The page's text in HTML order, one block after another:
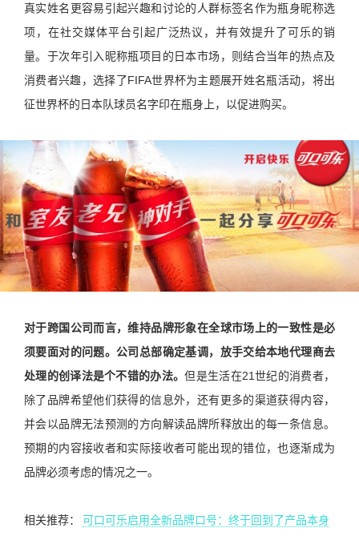
真实姓名更容易引起兴趣和讨论的人群标签名作为瓶身昵称选
项，在社交媒体平台引起广泛热议，并有效提升了可乐的销
量。于次年引入昵称瓶项目的日本市场，则结合当年的热点及
消费者兴趣，选择了FIFA世界杯为主题展开姓名瓶活动，将出
征世界杯的日本队球员名字印在瓶身上，以促进购买。
对于跨国公司而言，维持品牌形象在全球市场上的一致性是必
须要面对的问题。公司总部确定基调，放手交给本地代理商去
处理的创译法是个不错的办法。但是生活在21世纪的消费者，
除了品牌希望他们获得的信息外，还有更多的渠道获得内容，
并会以品牌无法预测的方向解读品牌所释放出的每一条信息。
预期的内容接收者和实际接收者可能出现的错位，也逐渐成为
品牌必须考虑的情况之一。
相关推荐： 可口可乐启用全新品牌口号：终于回到了产品本身